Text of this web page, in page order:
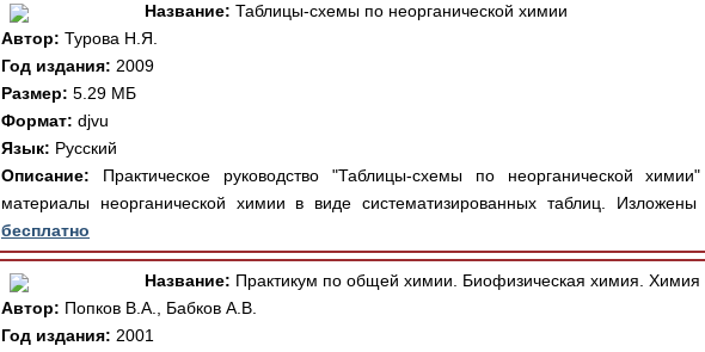
Название: Таблицы-схемы по неорганической химии
Автор: Турова Н.Я.
Год издания: 2009
Размер: 5.29 МБ
Формат: djvu
Язык: Русский
Описание: Практическое руководство "Таблицы-схемы по неорганической
материалы неорганической химии в виде систематизированных таблиц.
бесплатно
Название: Практикум по общей химии. Биофизическая химия. Химия
Автор: Попков В.А., Бабков А.В.
Год издания: 2001